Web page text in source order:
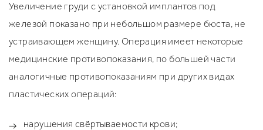
Увеличение груди с установкой имплантов под
железой показано при небольшом размере бюста, не
устраивающем женщину. Операция имеет некоторые
медицинские противопоказания, по большей части
аналогичные противопоказаниям при других видах
пластических операций:
нарушения свёртываемости крови;